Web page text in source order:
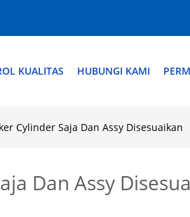
KUALITAS HUBUNGI KAMI
Cylinder Saja Dan Assy Disesuaikan
Dan Assy